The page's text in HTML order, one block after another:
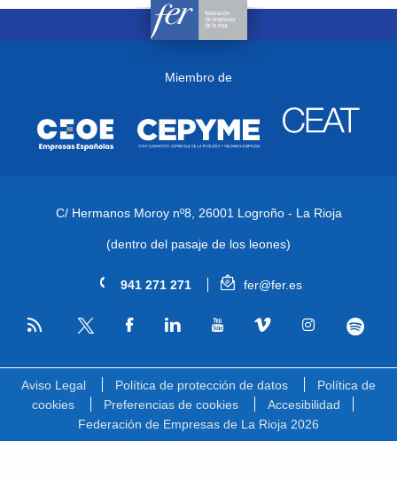
Miembro de
C/ Hermanos Moroy nº8, 26001 Logroño - La Rioja
(dentro del pasaje de los leones)
941 271 271 fer@fer.es
RSS
Aviso Legal Política de protección de datos
Política de
cookies
Preferencias de cookies
Accesibilidad
Federación de Empresas de La Rioja 2026